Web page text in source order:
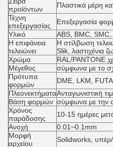
προϊόντων
Πλαστικά μέρη
Τέχνη
επεξεργασίας
Επεξεργασία
Υλικό
ABS, BMC,
Η επιφάνεια
τελειώνει
Η στίλβωση
Slik, λαστιχένια
Χρώμα
RAL/PANTONE
Μέγεθος
σύμφωνα με το
Πρότυπα
φορμών
DME, LKM,
ΠλεονεκτήματαΑνταγωνιστική
Βάση φορμών σύμφωνα με την
Χρόνος
παράδοσης
10-15 ημέρες
Ανοχή
0.01~0.1mm
Μορφή
αρχείου
Solidworks,